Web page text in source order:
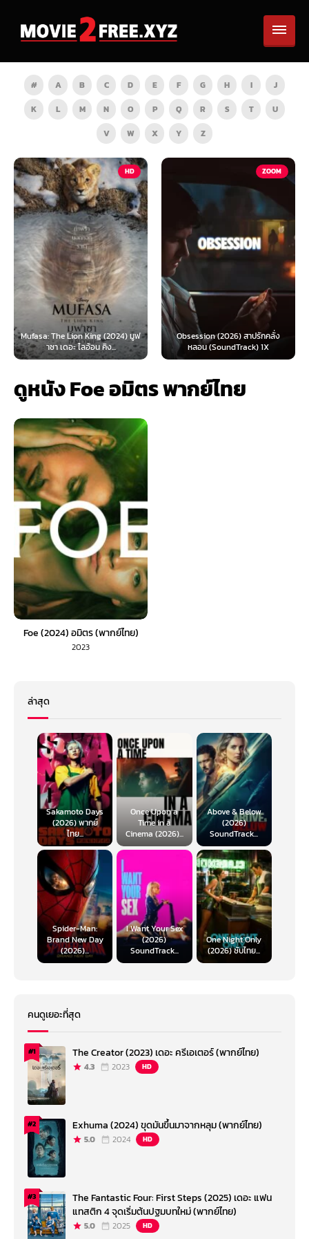
# A B C D E F G H I
J
K
L M N O P Q R S T
U
V
W X Y Z
HD
(2024) มูฟ
ง...
Obsession (2026) สาปรักคลั่ง
หลอน (SoundTrack) 1X
Survive (2024) ต้องรอด
ไทย)
ดูหนัง Foe อมิตร พากย์ไทย
Foe (2024) อมิตร (พากย์ไทย)
2023
ล่าสุด
Sakamoto Days
(2026) พากย์
ไทย...
Once Upon a
Time in a
Cinema (2026)...
Above & Below
(2026)
SoundTrack...
Spider-Man:
Brand New Day
(2026)...
I Want Your Sex
(2026)
SoundTrack...
One Night Only
(2026) ซับไทย...
คนดูเยอะที่สุด
#1 The Creator (2023) เดอะ ครีเอเตอร์ (พากย์ไทย)
4.3 2023 HD
#2 Exhuma (2024) ขุดมันขึ้นมาจากหลุม (พากย์ไทย)
5.0 2024 HD
#3
The Fantastic Four: First Steps (2025) เดอะ แฟน
แทสติก 4 จุดเริ่มต้นปฐมบทใหม่ (พากย์ไทย)
5.0 2025 HD